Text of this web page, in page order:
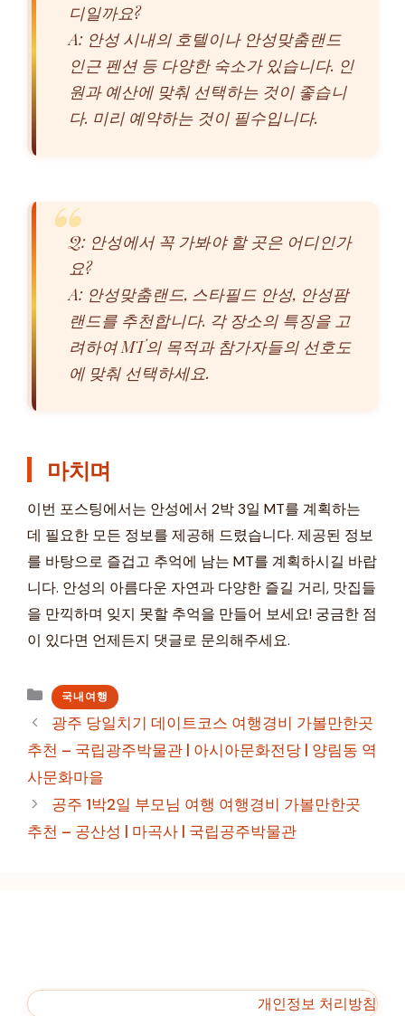
디일까요?
A: 안성 시내의 호텔이나 안성맞춤랜드
인근 펜션 등 다양한 숙소가 있습니다. 인
원과 예산에 맞춰 선택하는 것이 좋습니
다. 미리 예약하는 것이 필수입니다.
Q: 안성에서 꼭 가봐야 할 곳은 어디인가
요?
A: 안성맞춤랜드, 스타필드 안성, 안성팜
랜드를 추천합니다. 각 장소의 특징을 고
려하여 MT의 목적과 참가자들의 선호도
에 맞춰 선택하세요.
마치며
이번 포스팅에서는 안성에서 2박 3일 MT를 계획하는
데 필요한 모든 정보를 제공해 드렸습니다. 제공된 정보
를 바탕으로 즐겁고 추억에 남는 MT를 계획하시길 바랍
니다. 안성의 아름다운 자연과 다양한 즐길 거리, 맛집들
을 만끽하며 잊지 못할 추억을 만들어 보세요! 궁금한 점
이 있다면 언제든지 댓글로 문의해주세요.
카
테
고
리
국내여행
광주 당일치기 데이트코스 여행경비 가볼만한곳
추천 – 국립광주박물관 | 아시아문화전당 | 양림동 역
사문화마을
공주 1박2일 부모님 여행 여행경비 가볼만한곳
추천 – 공산성 | 마곡사 | 국립공주박물관
개인정보 처리방침